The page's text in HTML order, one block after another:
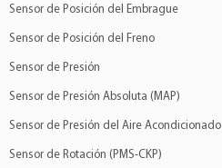
Sensor de Posición del Embrague
Sensor de Posición del Freno
Sensor de Presión
Sensor de Presión Absoluta (MAP)
Sensor de Presión del Aire Acondicionado
Sensor de Rotación (PMS-CKP)